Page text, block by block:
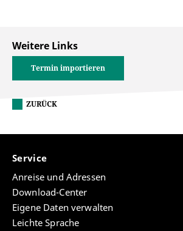
Weitere Links
Termin importieren
ZURÜCK
Service
Anreise und Adressen
Download-Center
Eigene Daten verwalten
Leichte Sprache